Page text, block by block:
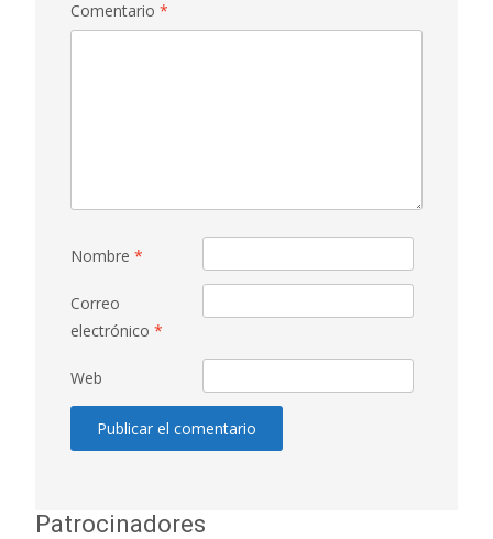
Comentario *
Nombre *
Correo
electrónico *
Web
Patrocinadores